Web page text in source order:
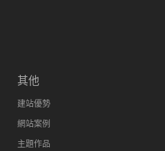
其他
建站優勢
網站案例
主題作品